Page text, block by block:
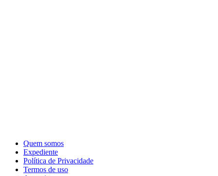
Quem somos
Expediente
Política de Privacidade
Termos de uso